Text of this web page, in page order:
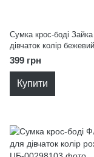
Сумка крос-боді
дівчаток колір бежевий
399 грн
Купити